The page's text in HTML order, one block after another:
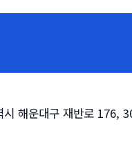
시 해운대구 재반로 176,